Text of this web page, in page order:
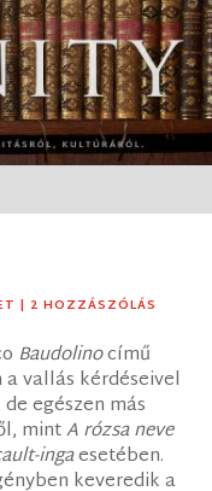
| 2 HOZZÁSZÓLÁS
Baudolinocímű
vallás kérdéseivel
egészen más
mintA rózsa neve
ingaesetében.
keveredik a